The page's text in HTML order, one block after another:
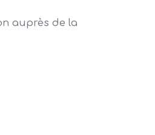
auprès de la